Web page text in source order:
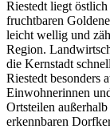
Riestedt liegt
fruchtbaren
leicht wellig und
Region.
die Kernstadt
Riestedt besonders
Einwohnerinnen
Ortsteilen
erkennbaren